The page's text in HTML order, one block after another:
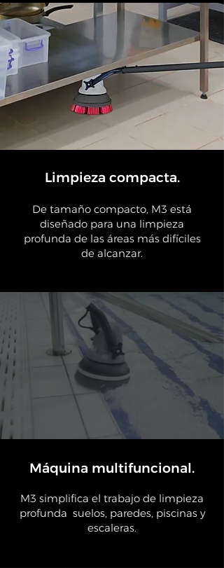
Limpieza compacta.
De tamaño compacto, M3 está
diseñado para una limpieza
profunda de las áreas más difíciles
de alcanzar.
Máquina multifuncional.
M3 simplifica el trabajo de limpieza
profunda suelos, paredes, piscinas y
escaleras.